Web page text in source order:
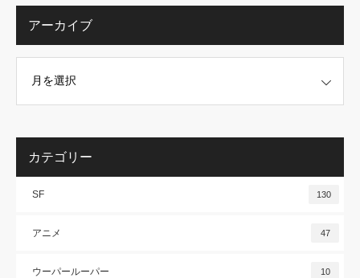
アーカイブ
カテゴリー
SF 130
アニメ 47
ウーパールーパー 10